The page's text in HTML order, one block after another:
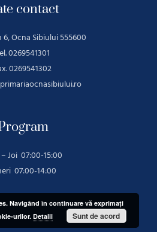
contact
6, Ocna Sibiului 555600
0269541301
0269541302
Joi 07:00-15:00
07:00-14:00
Navigând în continuare vă exprimaţi
urilor. Detalii Sunt de acord